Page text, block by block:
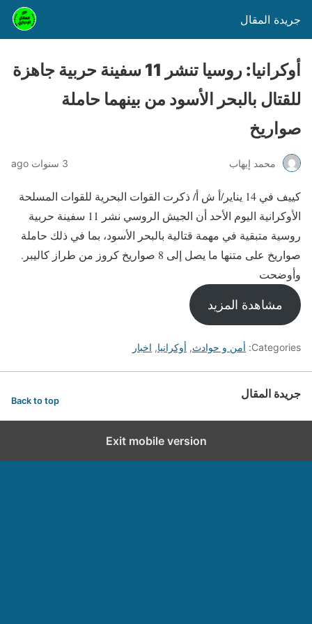
جريدة المقال
أوكرانيا: روسيا تنشر 11 سفينة حربية جاهزة
للقتال بالبحر الأسود من بينهما حاملة
صواريخ
محمد إيهاب 3 سنوات ago
كييف في 14 يناير/أ ش أ/ ذكرت القوات البحرية للقوات المسلحة
الأوكرانية اليوم الأحد أن الجيش الروسي نشر 11 سفينة حربية
روسية متبقية في مهمة قتالية بالبحر الأسود، بما في ذلك حاملة
صواريخ على متنها ما يصل إلى 8 صواريخ كروز من طراز كاليبر.
وأوضحت
مشاهدة المزيد
Categories: أمن و حوادث, أوكرانيا, اخبار
جريدة المقال Back to top
Exit mobile version